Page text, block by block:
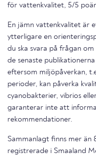
för vattenkvalitet, 5/5
En jämn vattenkvalitet är
ytterligare en
du ska svara på frågan
de senaste
eftersom miljöpåverkan,
perioder, kan påverka
cyanobakterier, vibrios
garanterar inte att
rekommendationer.
Sammanlagt finns mer än
registrerade i Smaaland